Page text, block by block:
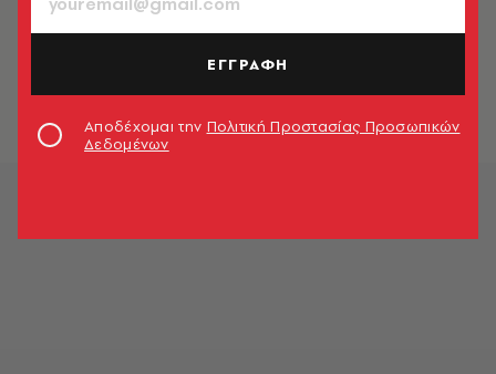
ΘΕΑΤΡΟ - ΟΠΕΡΑ
Στέγη: Ο γύρος του (σκηνικού)
κόσμου σε 11 παραστάσεις
Ιωάννα Γκομούζα
ΕΓΓΡΑΦΗ
Αποδέχομαι την Πολιτική Προστασίας Προσωπικών
Δεδομένων